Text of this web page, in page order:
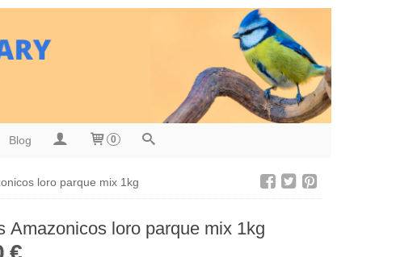
Blog 0
loro parque mix 1kg
Amazonicos loro parque mix 1kg